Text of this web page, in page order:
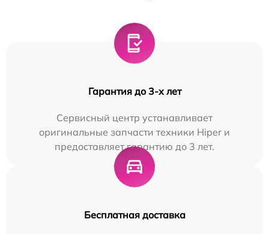
Гарантия до 3-х лет
Сервисный центр устанавливает
оригинальные запчасти техники Hiper и
предоставляет гарантию до 3 лет.
Бесплатная доставка